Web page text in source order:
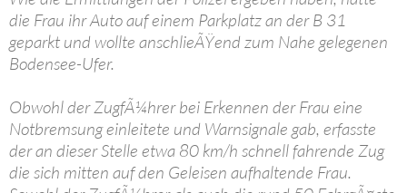
die Frau ihr Auto auf einem Parkplatz an der B 31
geparkt und wollte anschlieÃŸend zum Nahe gelegenen
Bodensee-Ufer.
Obwohl der ZugfÃ¼hrer bei Erkennen der Frau eine
Notbremsung einleitete und Warnsignale gab, erfasste
der an dieser Stelle etwa 80 km/h schnell fahrende Zug
die sich mitten auf den Geleisen aufhaltende Frau.